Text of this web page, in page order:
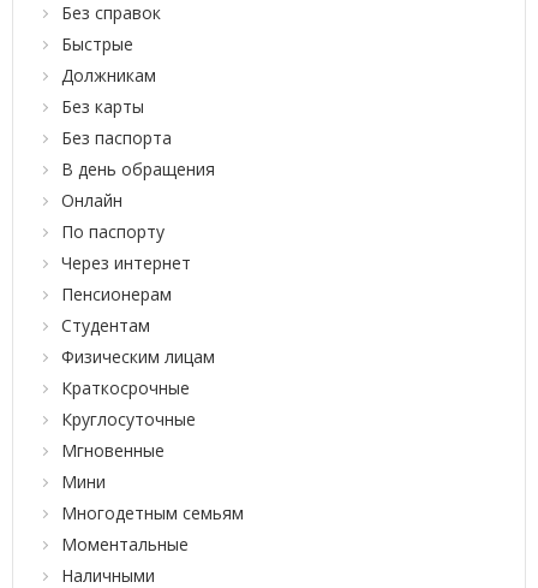
Без справок
Быстрые
Должникам
Без карты
Без паспорта
В день обращения
Онлайн
По паспорту
Через интернет
Пенсионерам
Студентам
Физическим лицам
Краткосрочные
Круглосуточные
Мгновенные
Мини
Многодетным семьям
Моментальные
Наличными